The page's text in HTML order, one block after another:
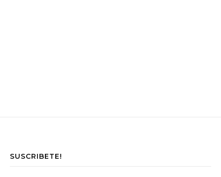
SUSCRIBETE!